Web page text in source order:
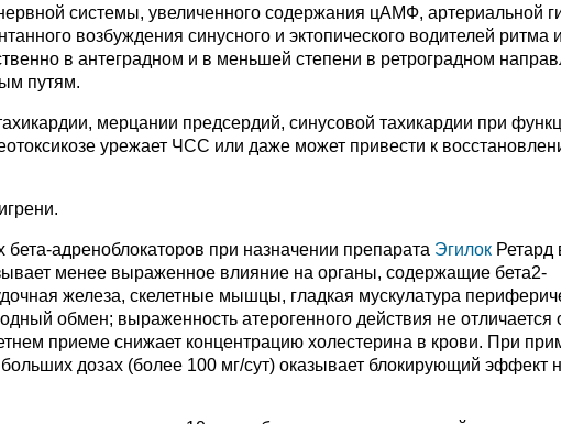
системы, увеличенного содержания цАМФ, артериальной
возбуждения синусного и эктопического водителей ритма
в антеградном и в меньшей степени в ретроградном
путям.
мерцании предсердий, синусовой тахикардии при
урежает ЧСС или даже может привести к
бета-адреноблокаторов при назначении препарата Эгилок Ретард
менее выраженное влияние на органы, содержащие бета2-
железа, скелетные мышцы, гладкая мускулатура
обмен; выраженность атерогенного действия не отличается
приеме снижает концентрацию холестерина в крови. При
дозах (более 100 мг/сут) оказывает блокирующий эффект